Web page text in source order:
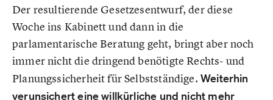
Der resultierende Gesetzesentwurf, der diese
Woche ins Kabinett und dann in die
parlamentarische Beratung geht, bringt aber noch
immer nicht die dringend benötigte Rechts- und
Planungssicherheit für Selbstständige.Weiterhin
verunsichert eine willkürliche und nicht mehr